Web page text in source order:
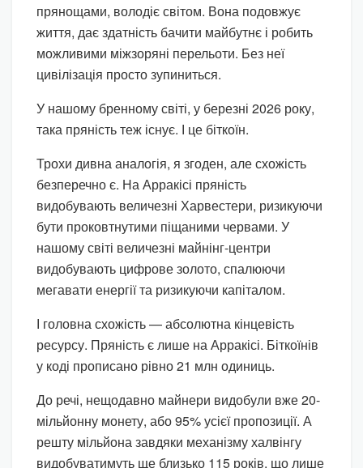
прянощами, володіє світом. Вона подовжує
життя, дає здатність бачити майбутнє і робить
можливими міжзоряні перельоти. Без неї
цивілізація просто зупиниться.
У нашому бренному світі, у березні 2026 року,
така пряність теж існує. І це біткоїн.
Трохи дивна аналогія, я згоден, але схожість
безперечно є. На Арракісі пряність
видобувають величезні Харвестери, ризикуючи
бути проковтнутими піщаними червами. У
нашому світі величезні майнінг-центри
видобувають цифрове золото, спалюючи
мегавати енергії та ризикуючи капіталом.
І головна схожість — абсолютна кінцевість
ресурсу. Пряність є лише на Арракісі. Біткоїнів
у коді прописано рівно 21 млн одиниць.
До речі, нещодавно майнери видобули вже 20-
мільйонну монету, або 95% усієї пропозиції. А
решту мільйона завдяки механізму халвінгу
видобуватимуть ще близько 115 років, що лише